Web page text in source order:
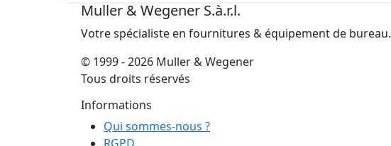
Muller & Wegener S.à.r.l.
Votre spécialiste en fournitures & équipement de bureau.
© 1999 - 2026 Muller & Wegener
Tous droits réservés
Informations
Qui sommes-nous ?